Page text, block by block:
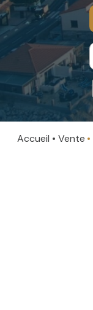
Accueil Vente